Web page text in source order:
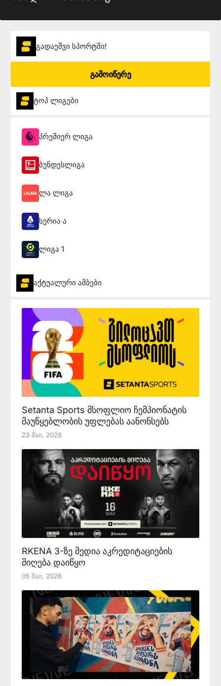
გადაეშვი სპორტში!
გამოიწერე
ტოპ ლიგები
პრემიერ ლიგა
ბუნდესლიგა
ლა ლიგა
სერია ა
ლიგა 1
აქტუალური ამბები
Setanta Sports მსოფლიო ჩემპიონატის
მაუწყებლობის უფლებას აანონსებს
23 Მაი, 2026
RKENA 3-ზე მედია აკრედიტაციების
მიღება დაიწყო
05 Მაი, 2026